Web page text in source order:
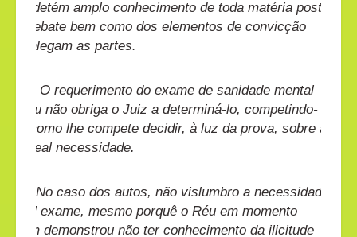
qual detém amplo conhecimento de toda matéria posta
em debate bem como dos elementos de convicção
que alegam as partes.
O requerimento do exame de sanidade mental
do réu não obriga o Juiz a determiná-lo, competindo-
lhe, como lhe compete decidir, à luz da prova, sobre a
sua real necessidade.
No caso dos autos, não vislumbro a necessidade
de tal exame, mesmo porquê o Réu em momento
algum demonstrou não ter conhecimento da ilicitude